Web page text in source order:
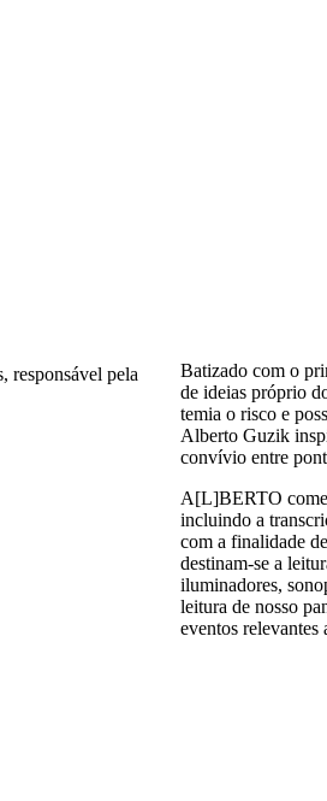
responsável pela
Batizado com o
de ideias próprio
temia o risco e
Alberto Guzik
convívio entre
A[L]BERTO
incluindo a
com a finalidade
destinam-se a
iluminadores,
leitura de nosso
eventos